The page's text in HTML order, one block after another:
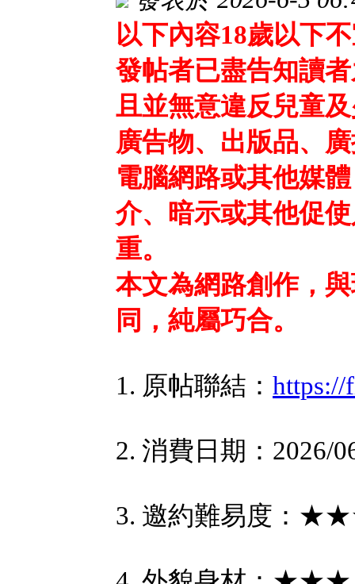
以下內容18歲以下
發帖者已盡告知讀
且並無意違反兒童
廣告物、出版品、
電腦網路或其他媒
介、暗示或其他促
重。
本文為網路創作，
同，純屬巧合。
1. 原帖聯結： https://
2. 消費日期：2026/
3. 邀約難易度